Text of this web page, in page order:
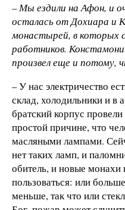
– Мы ездили на Афон, и
осталась от Дохиара и
монастырей, в которых
работников.
произвел еще и потому,
– У нас электричество
склад, холодильники и в
братский корпус
простой причине, что
масляными лампами.
нет таких ламп, и
обитель, и новые
пользоваться: или
меньше, так что или